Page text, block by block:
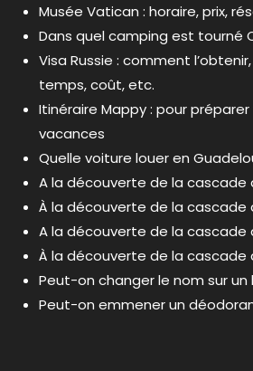
Musée Vatican : horaire, prix,
Dans quel camping est tourné
Visa Russie : comment
temps, coût, etc.
Itinéraire Mappy : pour
vacances
Quelle voiture louer en
A la découverte de la cascade
À la découverte de la cascade
A la découverte de la cascade
À la découverte de la cascade
Peut-on changer le nom sur un
Peut-on emmener un